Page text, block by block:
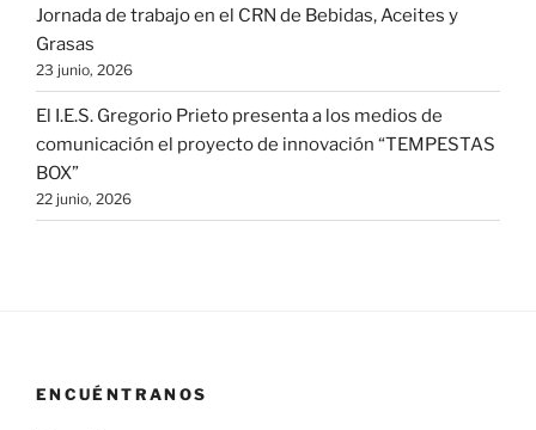
Jornada de trabajo en el CRN de Bebidas, Aceites y
Grasas
23 junio, 2026
El I.E.S. Gregorio Prieto presenta a los medios de
comunicación el proyecto de innovación “TEMPESTAS
BOX”
22 junio, 2026
ENCUÉNTRANOS